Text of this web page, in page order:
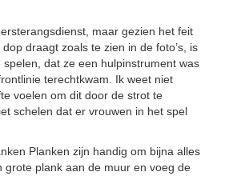
maar gezien het feit
draagt ​​zoals te zien in de foto’s, is
spelen, dat ze een hulpinstrument was
terechtkwam. Ik weet niet
voelen om dit door de strot te
schelen dat er vrouwen in het spel
Planken zijn handig om bijna alles
grote plank aan de muur en voeg de